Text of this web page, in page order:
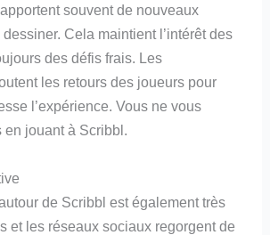
souvent de nouveaux
Cela maintient l’intérêt des
des défis frais. Les
les retours des joueurs pour
l’expérience. Vous ne vous
jouant à Scribbl.
de Scribbl est également très
et les réseaux sociaux regorgent de